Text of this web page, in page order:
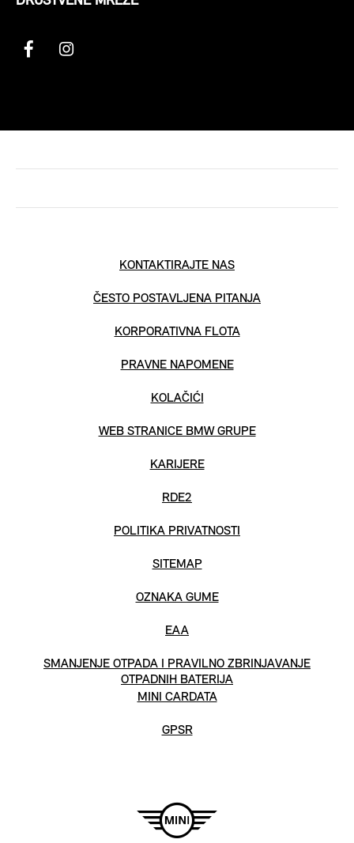
KONTAKTIRAJTE NAS
ČESTO POSTAVLJENA PITANJA
KORPORATIVNA FLOTA
PRAVNE NAPOMENE
KOLAČIĆI
WEB STRANICE BMW GRUPE
KARIJERE
RDE2
POLITIKA PRIVATNOSTI
SITEMAP
OZNAKA GUME
EAA
SMANJENJE OTPADA I PRAVILNO ZBRINJAVANJE
OTPADNIH BATERIJA
MINI CARDATA
GPSR